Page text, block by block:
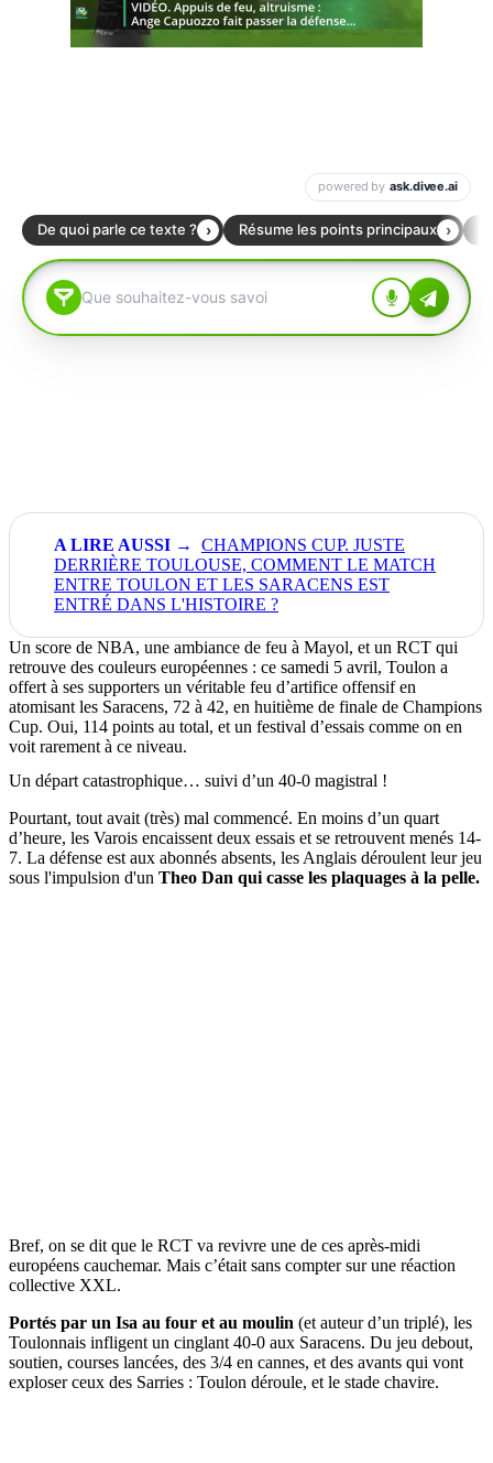
CHAMPIONS CUP. JUSTE
DERRIÈRE TOULOUSE, COMMENT LE MATCH
ENTRE TOULON ET LES SARACENS EST
ENTRÉ DANS L'HISTOIRE ?
Un score de NBA, une ambiance de feu à Mayol, et un RCT qui
retrouve des couleurs européennes : ce samedi 5 avril, Toulon a
offert à ses supporters un véritable feu d’artifice offensif en
atomisant les Saracens, 72 à 42, en huitième de finale de Champions
Cup. Oui, 114 points au total, et un festival d’essais comme on en
voit rarement à ce niveau.
Un départ catastrophique… suivi d’un 40-0 magistral !
Pourtant, tout avait (très) mal commencé. En moins d’un quart
d’heure, les Varois encaissent deux essais et se retrouvent menés 14-
7. La défense est aux abonnés absents, les Anglais déroulent leur jeu
sous l'impulsion d'un Theo Dan qui casse les plaquages à la pelle.
Bref, on se dit que le RCT va revivre une de ces après-midi
européens cauchemar. Mais c’était sans compter sur une réaction
collective XXL.
Portés par un Isa au four et au moulin (et auteur d’un triplé), les
Toulonnais infligent un cinglant 40-0 aux Saracens. Du jeu debout,
soutien, courses lancées, des 3/4 en cannes, et des avants qui vont
exploser ceux des Sarries : Toulon déroule, et le stade chavire.